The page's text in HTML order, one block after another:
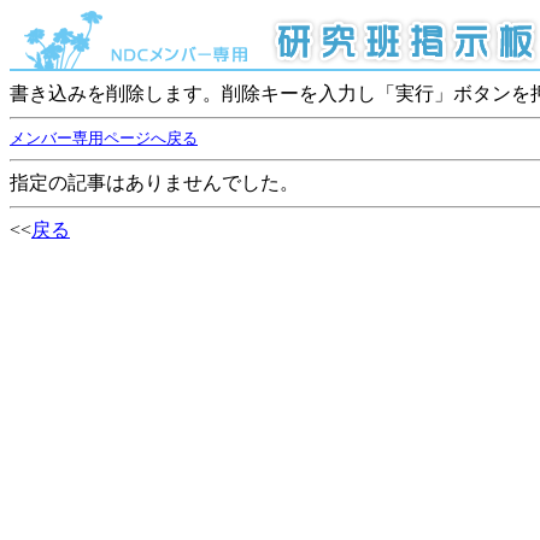
書き込みを削除します。削除キーを入力し「実行」ボタンを
メンバー専用ページへ戻る
指定の記事はありませんでした。
<<戻る